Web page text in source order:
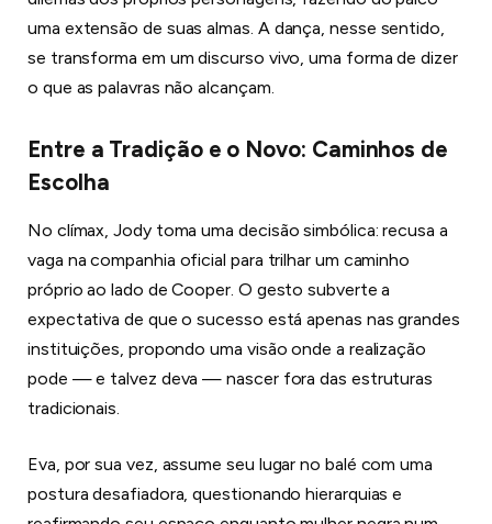
uma extensão de suas almas. A dança, nesse sentido,
se transforma em um discurso vivo, uma forma de dizer
o que as palavras não alcançam.
Entre a Tradição e o Novo: Caminhos de
Escolha
No clímax, Jody toma uma decisão simbólica: recusa a
vaga na companhia oficial para trilhar um caminho
próprio ao lado de Cooper. O gesto subverte a
expectativa de que o sucesso está apenas nas grandes
instituições, propondo uma visão onde a realização
pode — e talvez deva — nascer fora das estruturas
tradicionais.
Eva, por sua vez, assume seu lugar no balé com uma
postura desafiadora, questionando hierarquias e